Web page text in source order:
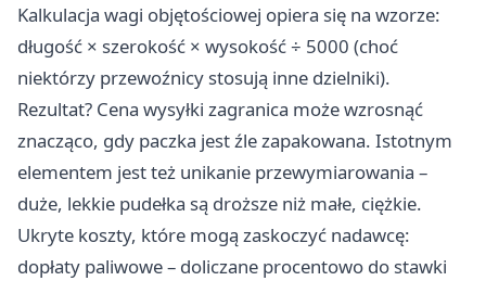
Kalkulacja wagi objętościowej opiera się na wzorze:
długość × szerokość × wysokość ÷ 5000 (choć
niektórzy przewoźnicy stosują inne dzielniki).
Rezultat? Cena wysyłki zagranica może wzrosnąć
znacząco, gdy paczka jest źle zapakowana. Istotnym
elementem jest też unikanie przewymiarowania –
duże, lekkie pudełka są droższe niż małe, ciężkie.
Ukryte koszty, które mogą zaskoczyć nadawcę:
dopłaty paliwowe – doliczane procentowo do stawki